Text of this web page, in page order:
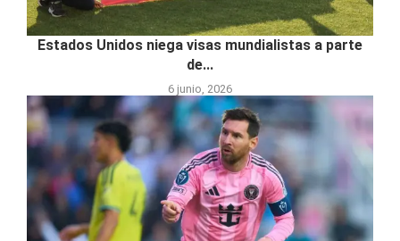
Estados Unidos niega visas mundialistas a parte
de...
6 junio, 2026